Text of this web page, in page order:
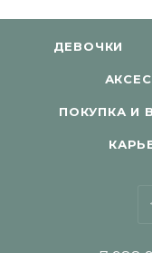
ДЕВОЧКИ
ПОКУПКА И